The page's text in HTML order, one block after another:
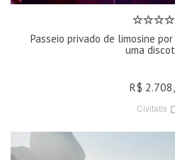
Passeio privado de limosine
uma
R$
Civitatis